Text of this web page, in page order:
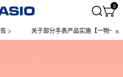
0
关于部分手表产品实施【一物一码】